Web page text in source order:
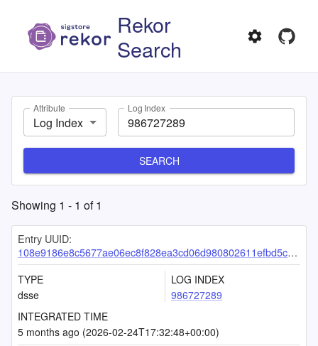
Rekor
Search
Attribute
Log Index
Log Index
SEARCH
Showing 1 - 1 of1
Entry UUID:
108e9186e8c5677ae06ec8f828ea3cd06d980802611efbd5cc3bd9915b7d8daf5d50a1ec11d01ec1
TYPE
dsse
LOG INDEX
986727289
INTEGRATED TIME
5 months ago (2026-02-24T17:32:48+00:00)